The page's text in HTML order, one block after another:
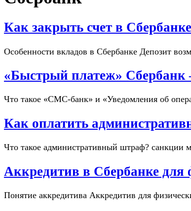
Как закрыть счет в
Особенности вкладов в Сбербанке Депозит
«Быстрый платеж» Сбербанк
Что такое «СМС-банк» и «Уведомления об
Как оплатить
Что такое административный штраф? санкции
Аккредитив в Сбербанке
Понятие аккредитива Аккредитив для